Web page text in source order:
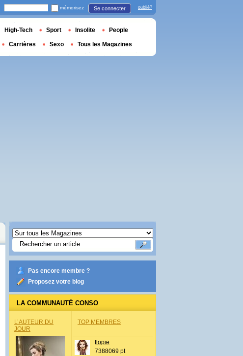
Pas encore membre ?
Proposez votre blog
LA COMMUNAUTÉ CONSO
L’AUTEUR DU
JOUR
TOP MEMBRES
flopie
7388069 pt
mémorisez Se connecter oublié?
High-Tech Sport Insolite People
Carrières Sexo Tous les Magazines